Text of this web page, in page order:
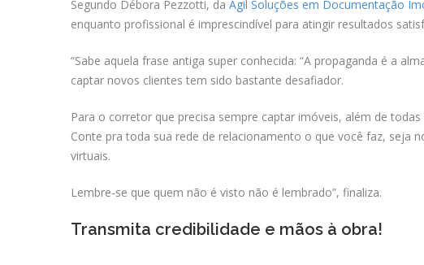
Segundo Débora Pezzotti, da Ágil Soluções em Documentação
enquanto profissional é imprescindível para atingir resultados
“Sabe aquela frase antiga super conhecida: “A propaganda é a
captar novos clientes tem sido bastante desafiador.
Para o corretor que precisa sempre captar imóveis, além de
Conte pra toda sua rede de relacionamento o que você faz, seja
virtuais.
Lembre-se que quem não é visto não é lembrado”, finaliza.
Transmita credibilidade e mãos à obra!